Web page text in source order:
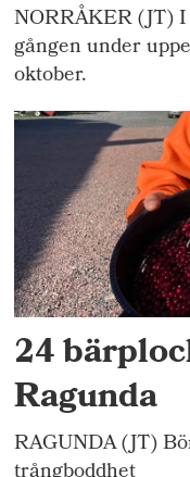
NORRÅKER (JT)
gången under
oktober.
24
Ragunda
RAGUNDA (JT)